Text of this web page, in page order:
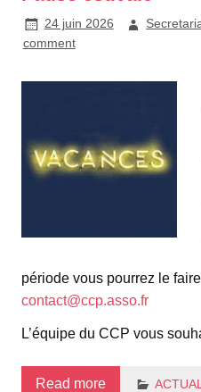
24 juin 2026
comment
période vous pourrez le
contact@ccp.asso.fr
L’équipe du CCP vous
Read more